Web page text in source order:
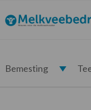
de
hoofdnavigatie
de
hoofd
de
eerste
de
voettekst
Melkveebedrijf.nl
Bemesting